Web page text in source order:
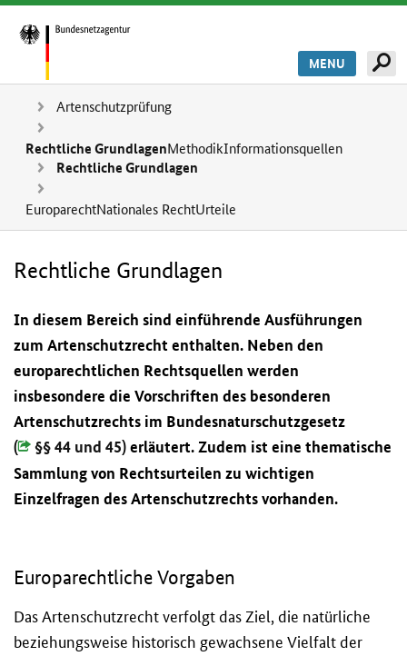
MENU
Artenschutzprüfung
Rechtliche GrundlagenMethodikInformationsquellen
Rechtliche Grundlagen
EuroparechtNationales RechtUrteile
Rechtliche Grundlagen
In diesem Bereich sind einführende Ausführungen
zum Artenschutzrecht enthalten. Neben den
europarechtlichen Rechtsquellen werden
insbesondere die Vorschriften des besonderen
Artenschutzrechts im Bundesnaturschutzgesetz
(
§§ 44 und 45) erläutert. Zudem ist eine thematische
Sammlung von Rechtsurteilen zu wichtigen
Einzelfragen des Artenschutzrechts vorhanden.
Europarechtliche Vorgaben
Das Artenschutzrecht verfolgt das Ziel, die natürliche
beziehungsweise historisch gewachsene Vielfalt der